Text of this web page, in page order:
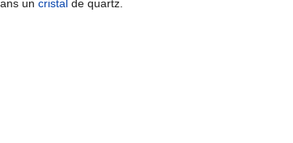
un cristal de quartz.